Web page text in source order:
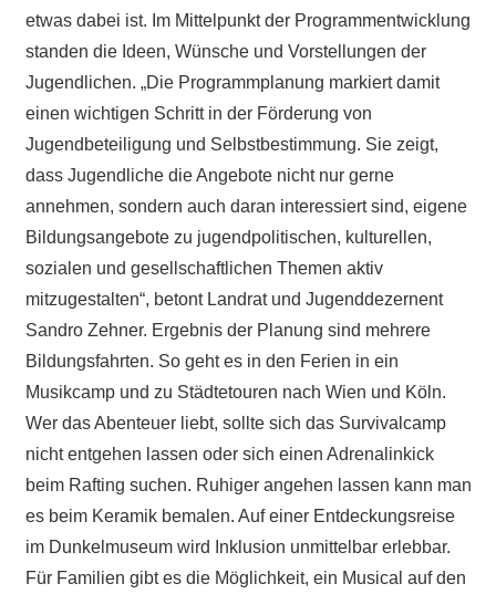
etwas dabei ist. Im Mittelpunkt der Programmentwicklung
standen die Ideen, Wünsche und Vorstellungen der
Jugendlichen. „Die Programmplanung markiert damit
einen wichtigen Schritt in der Förderung von
Jugendbeteiligung und Selbstbestimmung. Sie zeigt,
dass Jugendliche die Angebote nicht nur gerne
annehmen, sondern auch daran interessiert sind, eigene
Bildungsangebote zu jugendpolitischen, kulturellen,
sozialen und gesellschaftlichen Themen aktiv
mitzugestalten“, betont Landrat und Jugenddezernent
Sandro Zehner. Ergebnis der Planung sind mehrere
Bildungsfahrten. So geht es in den Ferien in ein
Musikcamp und zu Städtetouren nach Wien und Köln.
Wer das Abenteuer liebt, sollte sich das Survivalcamp
nicht entgehen lassen oder sich einen Adrenalinkick
beim Rafting suchen. Ruhiger angehen lassen kann man
es beim Keramik bemalen. Auf einer Entdeckungsreise
im Dunkelmuseum wird Inklusion unmittelbar erlebbar.
Für Familien gibt es die Möglichkeit, ein Musical auf den